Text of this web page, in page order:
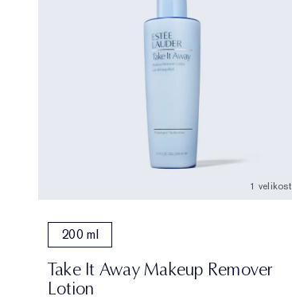
1 velikost
200 ml
Take It Away Makeup Remover
Lotion